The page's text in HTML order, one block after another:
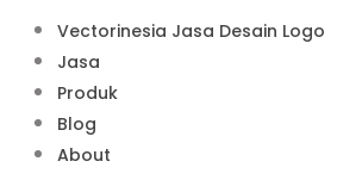
Vectorinesia Jasa Desain Logo
Jasa
Produk
Blog
About